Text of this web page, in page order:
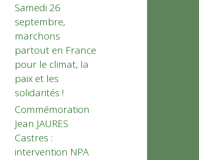
Samedi 26
septembre,
marchons
partout en France
pour le climat, la
paix et les
solidarités !
Commémoration
Jean JAURES
Castres :
intervention NPA